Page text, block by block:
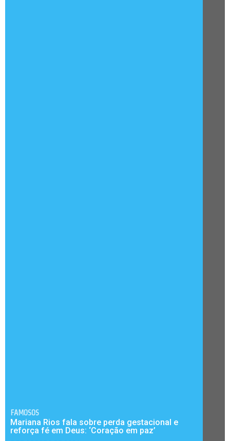
FAMOSOS
Mariana Rios fala sobre perda gestacional e
reforça fé em Deus: ‘Coração em paz’